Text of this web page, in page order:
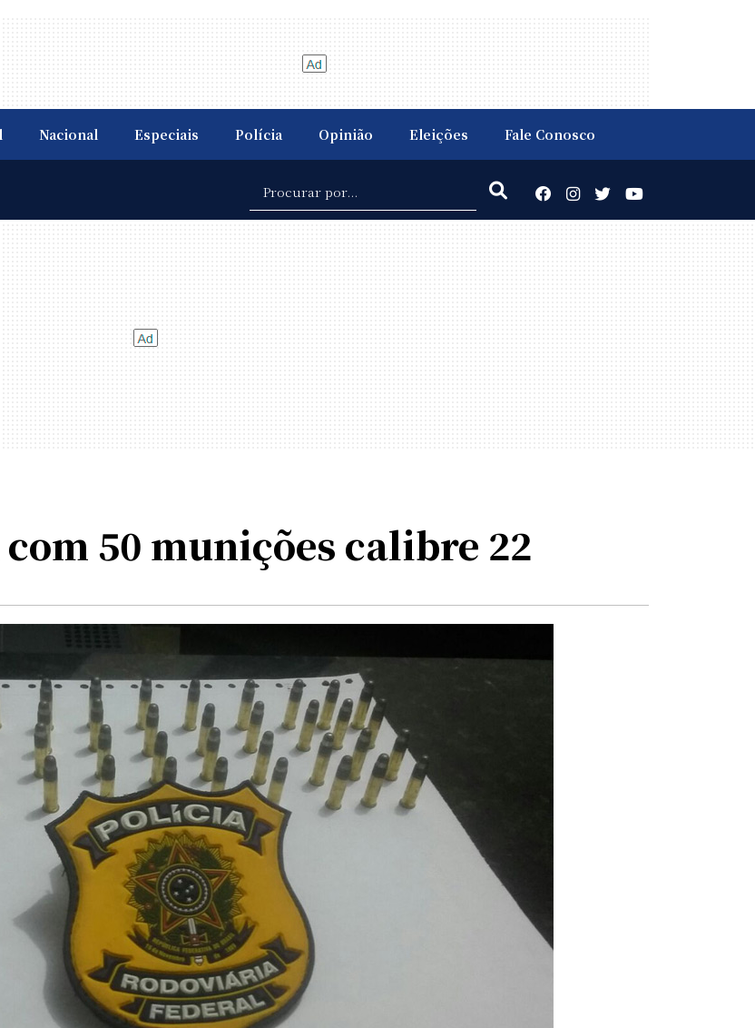
Nacional Especiais Polícia Opinião Eleições Fale Conosco
50 munições calibre 22